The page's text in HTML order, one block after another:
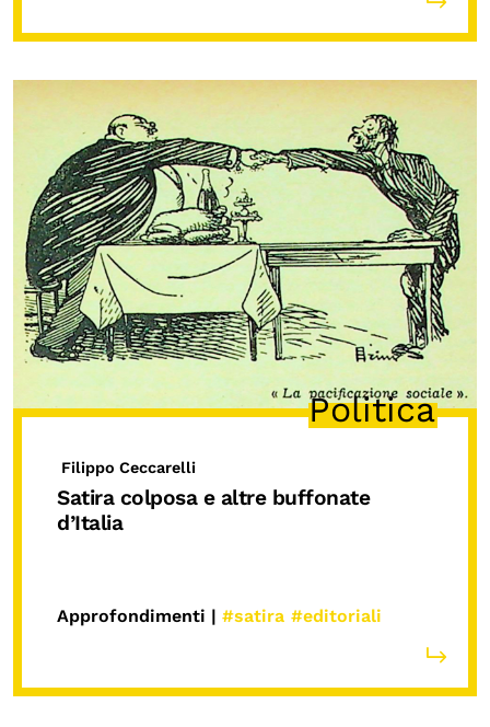
Politica
Filippo Ceccarelli
Satira colposa e altre buffonate
d’Italia
Approfondimenti | #satira #editoriali